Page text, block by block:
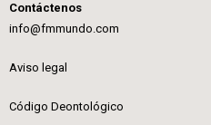
Contáctenos
info@fmmundo.com
Aviso legal
Código Deontológico